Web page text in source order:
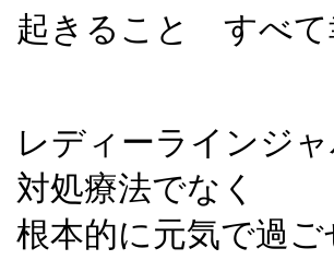
起きること すべて
レディーラインジャ
対処療法でなく
根本的に元気で過